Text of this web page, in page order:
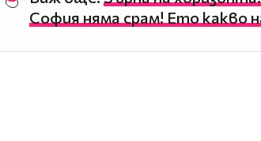
София няма срам! Ето какво